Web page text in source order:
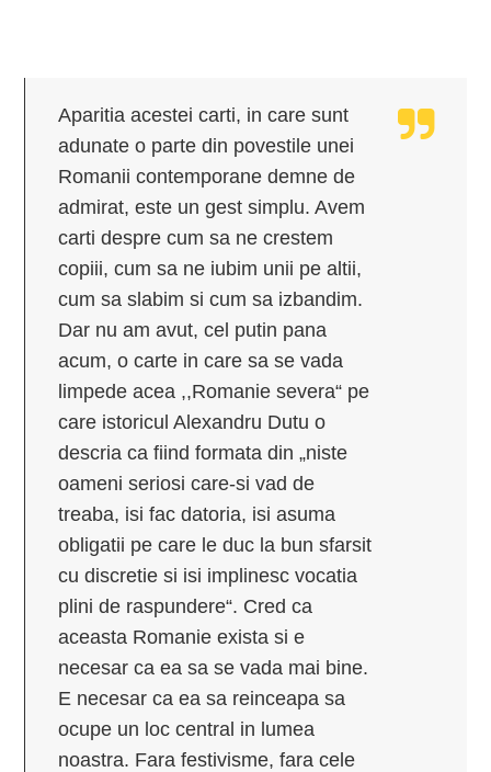
Aparitia acestei carti, in care sunt
adunate o parte din povestile unei
Romanii contemporane demne de
admirat, este un gest simplu. Avem
carti despre cum sa ne crestem
copiii, cum sa ne iubim unii pe altii,
cum sa slabim si cum sa izbandim.
Dar nu am avut, cel putin pana
acum, o carte in care sa se vada
limpede acea ,,Romanie severa“ pe
care istoricul Alexandru Dutu o
descria ca fiind formata din „niste
oameni seriosi care-si vad de
treaba, isi fac datoria, isi asuma
obligatii pe care le duc la bun sfarsit
cu discretie si isi implinesc vocatia
plini de raspundere“. Cred ca
aceasta Romanie exista si e
necesar ca ea sa se vada mai bine.
E necesar ca ea sa reinceapa sa
ocupe un loc central in lumea
noastra. Fara festivisme, fara cele